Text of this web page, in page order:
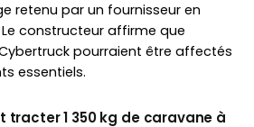
retenu par un fournisseur en
constructeur affirme que
pourraient être affectés
essentiels.
tracter 1 350 kg de caravane à